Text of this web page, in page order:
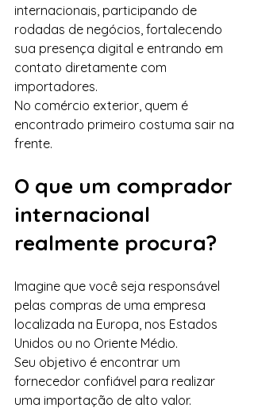
internacionais, participando de
rodadas de negócios, fortalecendo
sua presença digital e entrando em
contato diretamente com
importadores.
No comércio exterior, quem é
encontrado primeiro costuma sair na
frente.
O que um comprador
internacional
realmente procura?
Imagine que você seja responsável
pelas compras de uma empresa
localizada na Europa, nos Estados
Unidos ou no Oriente Médio.
Seu objetivo é encontrar um
fornecedor confiável para realizar
uma importação de alto valor.